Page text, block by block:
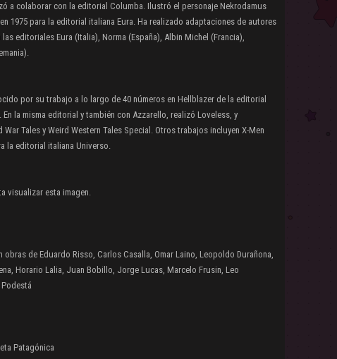
a colaborar con la editorial Columba. Ilustró el personaje Nekrodamus
1975 para la editorial italiana Eura. Ha realizado adaptaciones de autores
editoriales Eura (Italia), Norma (España), Albin Michel (Francia),
por su trabajo a lo largo de 40 números en Hellblazer de la editorial
la misma editorial y también con Azzarello, realizó Loveless, y
Tales y Weird Western Tales Special. Otros trabajos incluyen X-Men
la editorial italiana Universo.
visualizar esta imagen.
de Eduardo Risso, Carlos Casalla, Omar Laino, Leopoldo Durañona,
Horario Lalia, Juan Bobillo, Jorge Lucas, Marcelo Frusin, Leo
Patagónica